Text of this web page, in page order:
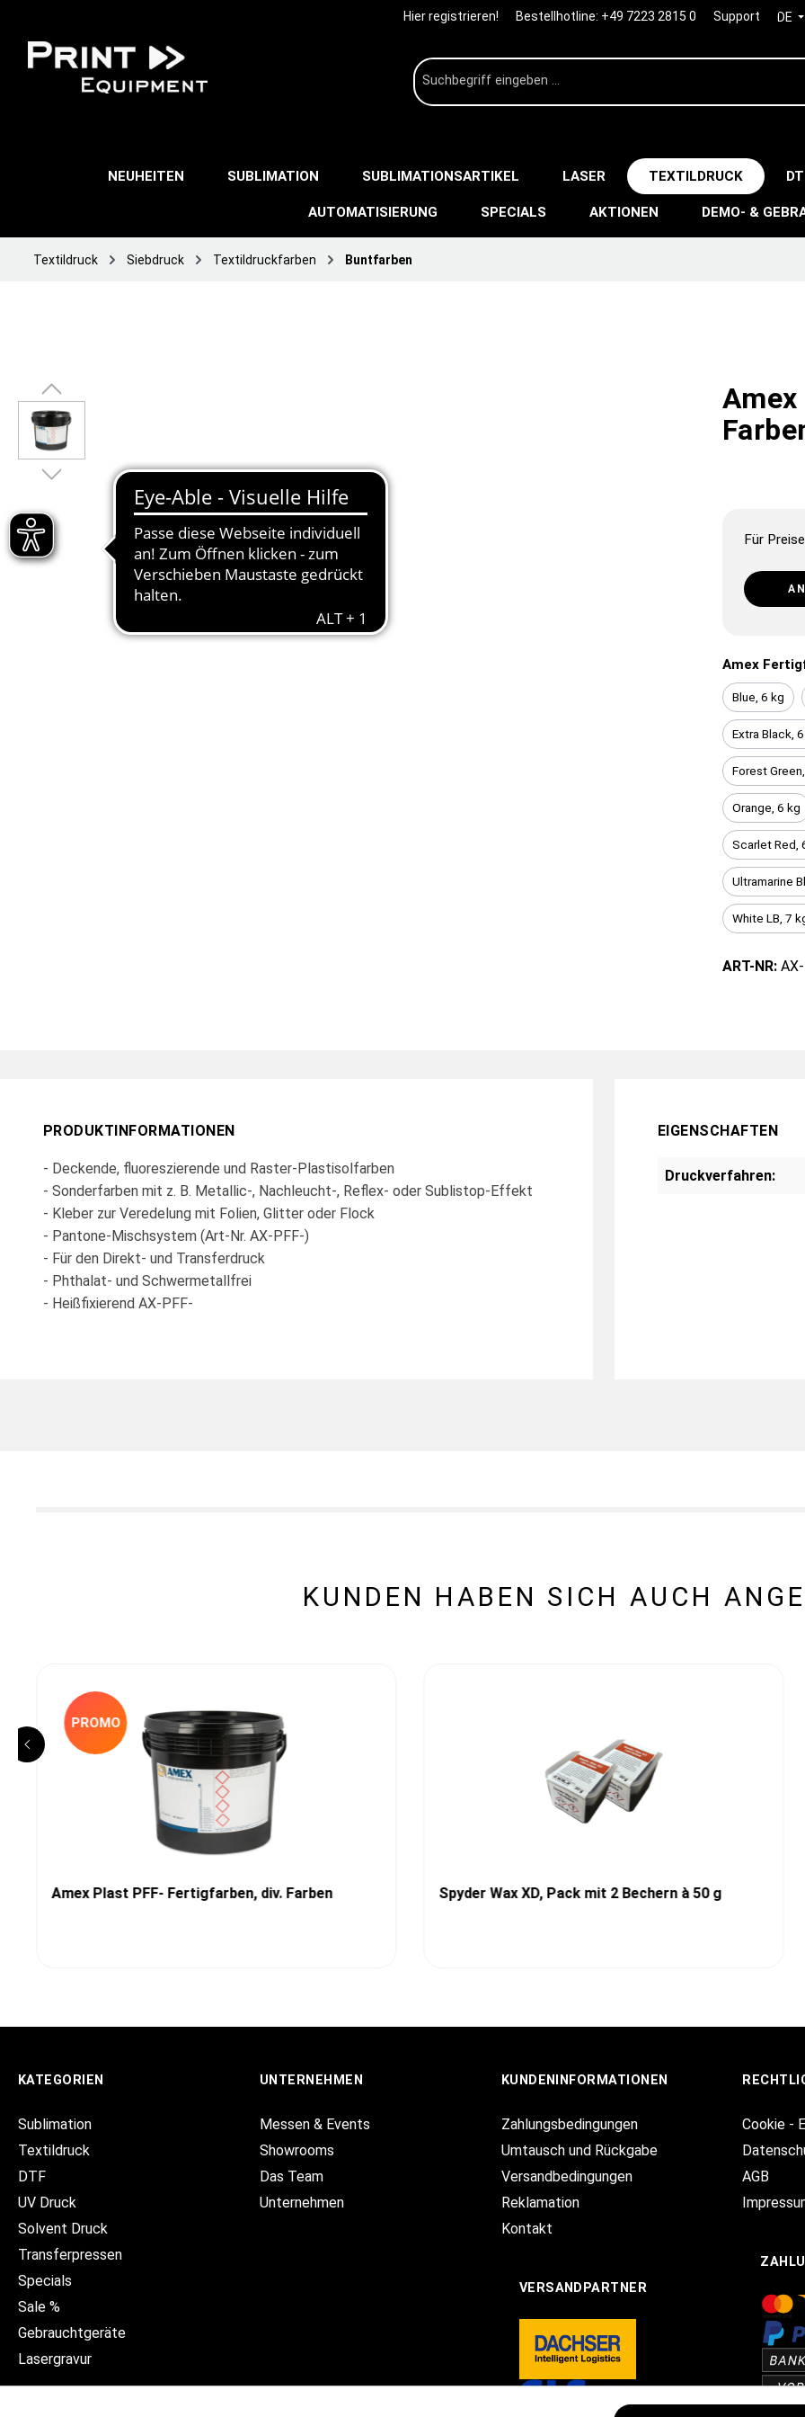
Hier registrieren! Bestellhotline: +49 7223 2815 0 Support DE
NEUHEITEN SUBLIMATION SUBLIMATIONSARTIKEL LASER TEXTILDRUCK
AUTOMATISIERUNG SPECIALS AKTIONEN DEMO- &
Textildruck Siebdruck Textildruckfarben Buntfarben
Für
Amex
Blue, 6 kg
Extra Black,
Forest
Orange, 6 kg
Scarlet Red,
Ultramarine
White LB, 7
ART-NR:
PRODUKTINFORMATIONEN
- Deckende, fluoreszierende und Raster-Plastisolfarben
- Sonderfarben mit z. B. Metallic-, Nachleucht-, Reflex- oder Sublistop-Effekt
- Kleber zur Veredelung mit Folien, Glitter oder Flock
- Pantone-Mischsystem (Art-Nr. AX-PFF-)
- Für den Direkt- und Transferdruck
- Phthalat- und Schwermetallfrei
- Heißfixierend AX-PFF-
EIGENSCHAFTEN
Druckverfahren:
KUNDEN HABEN SICH AUCH
PROMO
Amex Plast PFF- Fertigfarben, div. Farben Spyder Wax XD, Pack mit 2 Bechern à 50 g
KATEGORIEN
Sublimation
Textildruck
DTF
UV Druck
Solvent Druck
Transferpressen
Specials
Sale %
Gebrauchtgeräte
Lasergravur
UNTERNEHMEN
Messen & Events
Showrooms
Das Team
Unternehmen
KUNDENINFORMATIONEN
Zahlungsbedingungen
Umtausch und Rückgabe
Versandbedingungen
Reklamation
Kontakt
VERSANDPARTNER
Cookie -
AGB